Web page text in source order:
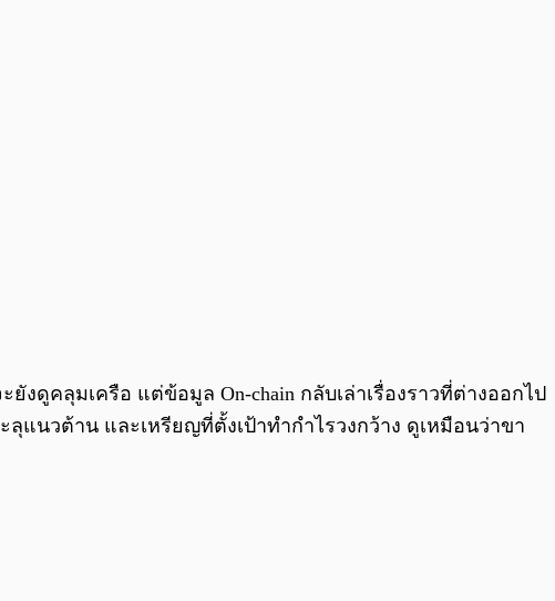
ดูคลุมเครือ แต่ข้อมูล On-chain กลับเล่าเรื่องราวที่ต่างออกไป
นวต้าน และเหรียญที่ตั้งเป้าทำกำไรวงกว้าง ดูเหมือนว่าขา